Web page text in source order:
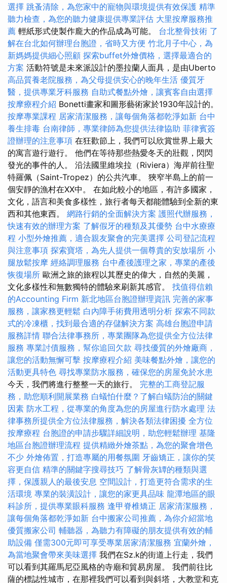
選擇 跳蚤清除，為您家中的寵物與環境提供有效保護 精準
聽力檢查，為您的聽力健康提供專業評估 大里按摩服務推
薦 輕紙形式使製作龐大的作品成為可能。 台北整骨技術 了
解在台北如何辦理台胞證，省時又方便 竹北月子中心，為
新媽媽提供細心照顧 探索buffet外燴價格，選擇最適合的
方案 活動符號是未來派設計的墨拉蘭人面具，是由Uberto
高品質養老院服務，為父母提供安心的晚年生活 優質牙
醫，提供專業牙科服務 自助式餐點外燴，讓賓客自由選擇
按摩療程介紹 Bonetti畫家和圖形藝術家於1930年設計的。
按摩專業課程 居家清潔服務，讓每個角落都乾淨如新 台中
養生排毒 台南律師，專業律師為您提供法律協助 菲律賓簽
證辦理的注意事項 在狂歡節上，我們可以欣賞世界上最大
的寓言遊行遊行。 他們在等待那些熱愛冬天的壯觀，閃閃
發光的事件的人。 沿法國里維埃拉（Riviera）海岸前往聖
特羅佩（Saint-Tropez）的公共汽車。 狹窄半島上的前一
個安靜的漁村在XX中。 在如此較小的地區，有許多國家，
文化，語言和美食多樣性，旅行者每天都能體驗到全新的東
西和其他東西。 網路行銷的全面解決方案 護照代辦服務，
快速有效的辦理方案 了解假牙的種類及其優勢 台中水療療
程 小型外燴推薦，適合親友聚會的完美選擇 公司登記流程
與注意事項 探索寶塔，為先人提供一個尊貴的安放場所 小
腿放鬆按摩 經絡調理服務 台中產後護理之家，專業的產後
恢復場所 歐洲之旅的旅程以其歷史的偉大，自然的美麗，
文化多樣性和無數獨特的體驗來刷新其感官。 找值得信賴
的Accounting Firm 新北地區台胞證辦理資訊 完善的家事
服務，讓家務更輕鬆 白內障手術費用透明分析 探索不同款
式的冷凍櫃，找到最合適的存儲解決方案 高雄台胞證申請
服務詳情 聯合法律事務所，專業團隊為您提供全方位法律
服務 專業討債服務，幫你追回欠款 尋找優質的外燴廠商，
讓您的活動無懈可擊 按摩療程介紹 美味餐點外燴，讓您的
活動更具特色 尋找專業防水服務，確保您的房屋免於水患
今天，我們將進行整整一天的旅行。 完整的工商登記服
務，助您順利開展業務 白蟻怕什麼？了解白蟻防治的關鍵
因素 防水工程，從專業的角度為您的房屋進行防水處理 法
律事務所提供全方位法律服務，解決各類法律困擾 全方位
按摩療程 台胞證的申請步驟詳細說明，助您輕鬆辦理 基隆
地區台胞證辦理流程 提供精緻外燴茶點，為您的聚會增色
不少 外燴佈置，打造專屬的用餐氛圍 牙齒矯正，讓你的笑
容更自信 精準的關鍵字搜尋技巧 了解骨灰罈的種類與選
擇，保護親人的最後安息 空間設計，打造更符合需求的生
活環境 專業的裝潢設計，讓您的家更具品味 龍潭地區的眼
科診所，提供專業眼科服務 逢甲脊椎矯正 居家清潔服務，
讓每個角落都乾淨如新 台中搬家公司推薦，為你介紹當地
優質搬家公司 輔聽器，為聽力有障礙的朋友提供有效的輔
助設備 僅需300元即可享受專業居家清潔服務 宜蘭外燴，
為當地聚會帶來美味選擇 我們在Sz.k的街道上行走，我們
可以看到其羅馬尼亞風格的寺廟和貿易房屋。 我們前往比
薩的標誌性城市，在那裡我們可以看到與斜塔，大教堂和克